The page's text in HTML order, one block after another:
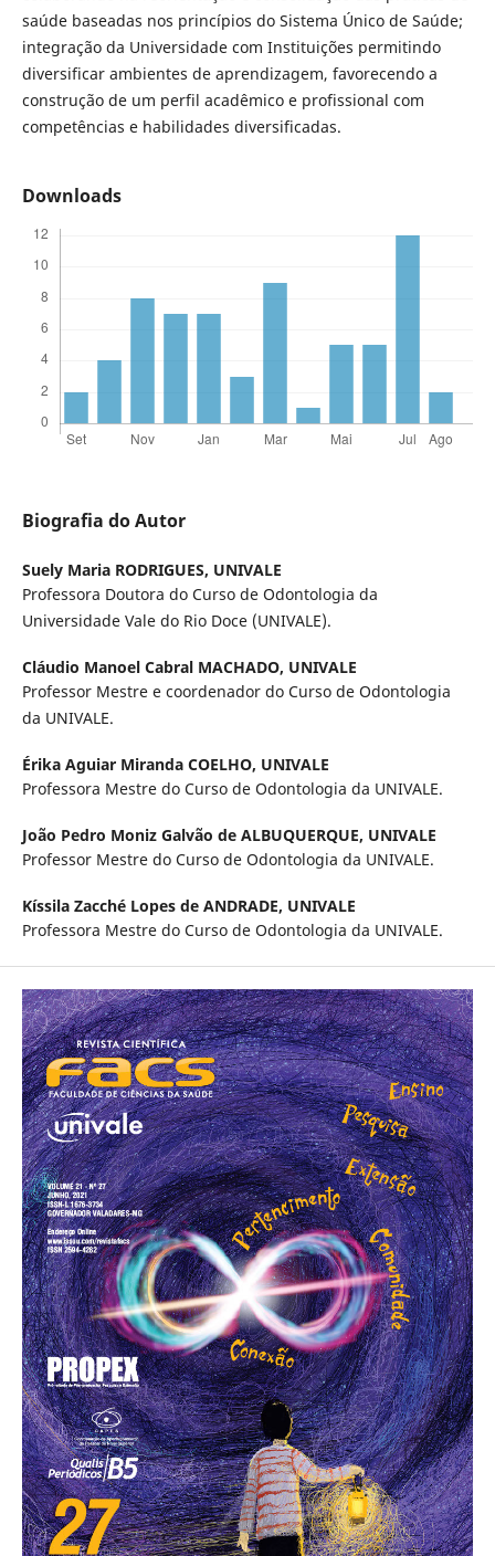
saúde baseadas nos princípios do Sistema Único de Saúde;
integração da Universidade com Instituições permitindo
diversificar ambientes de aprendizagem, favorecendo a
construção de um perfil acadêmico e profissional com
competências e habilidades diversificadas.
Downloads
Biografia do Autor
Suely Maria RODRIGUES, UNIVALE
Professora Doutora do Curso de Odontologia da
Universidade Vale do Rio Doce (UNIVALE).
Cláudio Manoel Cabral MACHADO, UNIVALE
Professor Mestre e coordenador do Curso de Odontologia
da UNIVALE.
Érika Aguiar Miranda COELHO, UNIVALE
Professora Mestre do Curso de Odontologia da UNIVALE.
João Pedro Moniz Galvão de ALBUQUERQUE, UNIVALE
Professor Mestre do Curso de Odontologia da UNIVALE.
Kíssila Zacché Lopes de ANDRADE, UNIVALE
Professora Mestre do Curso de Odontologia da UNIVALE.